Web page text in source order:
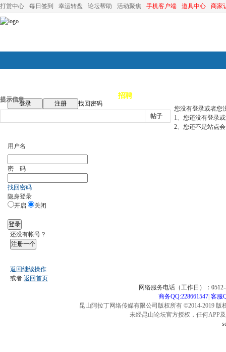
打赏中心 每日签到 幸运转盘 论坛帮助 活动聚焦 手机客户端 道具中心 商家
论坛首页 招聘
登录 注册
找回密码
帖子
提示信息
您没有登录或者您
1、您还没有登录
2、您还不是站点
用户名
密 码
找回密码
隐身登录
开启
关闭
登录
还没有帐号？
注册一个
返回继续操作
或者 返回首页
网络服务电话（工作日）：
商务QQ:228661547| 客服
昆山阿拉丁网络传媒有限公司版权所有 ©2014-2019
未经昆山论坛官方授权，任何APP